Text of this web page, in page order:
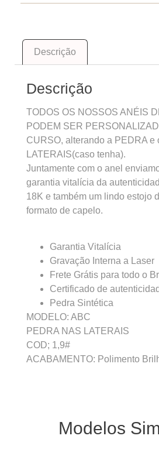
Descrição
Descrição
TODOS OS NOSSOS ANÉIS
PODEM SER
CURSO, alterando a PEDRA e
LATERAIS(caso tenha).
Juntamente com o anel
garantia vitalícia da
18K e também um lindo estojo
formato de capelo.
Garantia Vitalícia
Gravação Interna a Laser
Frete Grátis para todo o
Certificado de
Pedra Sintética
MODELO: ABC
PEDRA NAS LATERAIS
COD; 1,9#
ACABAMENTO: Polimento
Modelos